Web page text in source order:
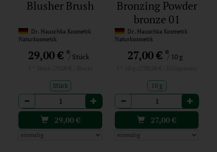
Blusher Brush
Dr. Hauschka Kosmetik
Naturkosmetik
29,00 €*/ Stück
Stück
Anzahl
29,00€
Bronzing Powder
bronze 01
Dr. Hauschka Kosmetik
Naturkosmetik
27,00 €*/ 10 g
10 g
Anzahl
27,00€